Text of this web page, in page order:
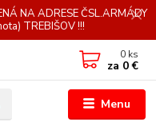
NA ADRESE ČSL.ARMÁDY
TREBIŠOV !!!
Menu
0 ks
za 0 €